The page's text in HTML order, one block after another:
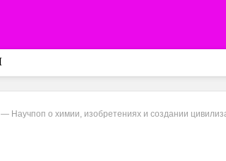
Научпоп о химии, изобретениях и создании